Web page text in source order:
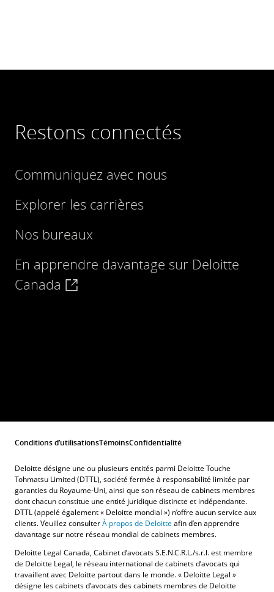
Restons connectés
Communiquez avec nous
Explorer les carrières
Nos bureaux
En apprendre davantage sur Deloitte
Canada
Conditions d’utilisationsTémoinsConfidentialité
Deloitte désigne une ou plusieurs entités parmi Deloitte Touche
Tohmatsu Limited (DTTL), société fermée à responsabilité limitée par
garanties du Royaume-Uni, ainsi que son réseau de cabinets membres
dont chacun constitue une entité juridique distincte et indépendante.
DTTL (appelé également « Deloitte mondial ») n’offre aucun service aux
clients. Veuillez consulterÀ propos de Deloitte afin d’en apprendre
davantage sur notre réseau mondial de cabinets membres.
Deloitte Legal Canada, Cabinet d’avocats S.E.N.C.R.L./s.r.l. est membre
de Deloitte Legal, le réseau international de cabinets d’avocats qui
travaillent avec Deloitte partout dans le monde. « Deloitte Legal »
désigne les cabinets d’avocats des cabinets membres de Deloitte